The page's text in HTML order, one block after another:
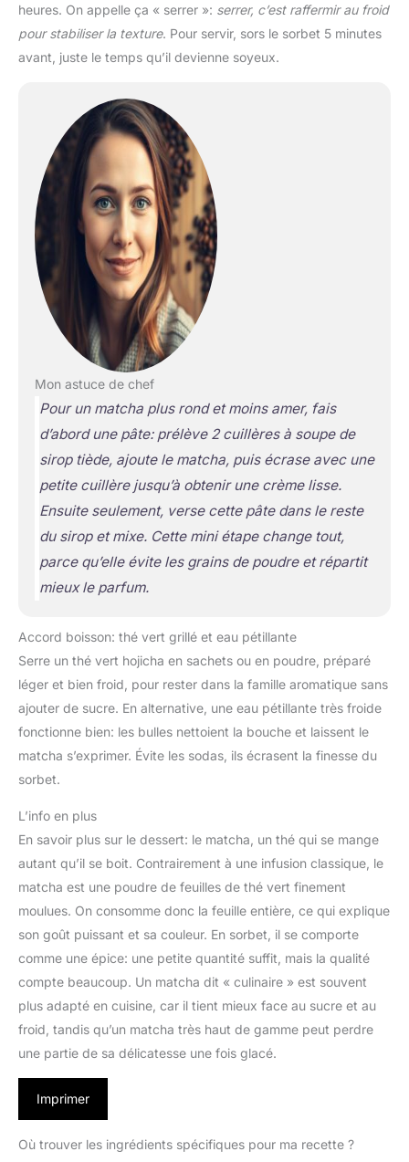
heures. On appelle ça « serrer »: serrer, c’est raffermir au froid
pour stabiliser la texture. Pour servir, sors le sorbet 5 minutes
avant, juste le temps qu’il devienne soyeux.
Mon astuce de chef
Pour un matcha plus rond et moins amer, fais
d’abord une pâte: prélève 2 cuillères à soupe de
sirop tiède, ajoute le matcha, puis écrase avec une
petite cuillère jusqu’à obtenir une crème lisse.
Ensuite seulement, verse cette pâte dans le reste
du sirop et mixe. Cette mini étape change tout,
parce qu’elle évite les grains de poudre et répartit
mieux le parfum.
Accord boisson: thé vert grillé et eau pétillante
Serre un thé vert hojicha en sachets ou en poudre, préparé
léger et bien froid, pour rester dans la famille aromatique sans
ajouter de sucre. En alternative, une eau pétillante très froide
fonctionne bien: les bulles nettoient la bouche et laissent le
matcha s’exprimer. Évite les sodas, ils écrasent la finesse du
sorbet.
L’info en plus
En savoir plus sur le dessert: le matcha, un thé qui se mange
autant qu’il se boit. Contrairement à une infusion classique, le
matcha est une poudre de feuilles de thé vert finement
moulues. On consomme donc la feuille entière, ce qui explique
son goût puissant et sa couleur. En sorbet, il se comporte
comme une épice: une petite quantité suffit, mais la qualité
compte beaucoup. Un matcha dit « culinaire » est souvent
plus adapté en cuisine, car il tient mieux face au sucre et au
froid, tandis qu’un matcha très haut de gamme peut perdre
une partie de sa délicatesse une fois glacé.
Imprimer
Où trouver les ingrédients spécifiques pour ma recette ?